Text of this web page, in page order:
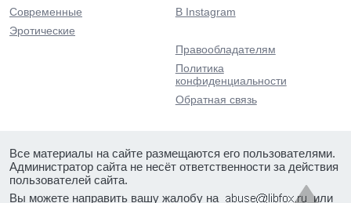
Современные
Эротические
В Instagram
Правообладателям
Политика
конфиденциальности
Обратная связь
Все материалы на сайте размещаются его пользователями.
Администратор сайта не несёт ответственности за действия
пользователей сайта.
Вы можете направить вашу жалобу на
или